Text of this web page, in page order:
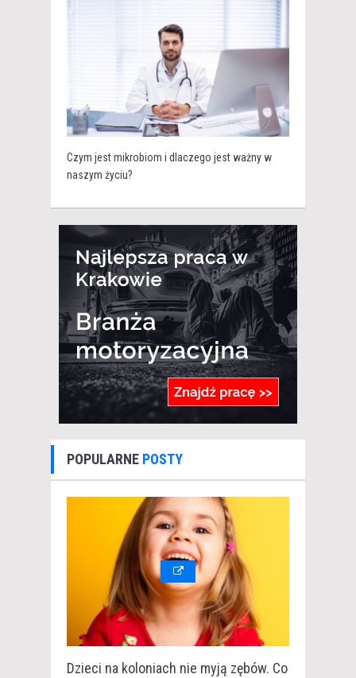
Czym jest mikrobiom i dlaczego jest ważny w
naszym życiu?
POPULARNE POSTY
Dzieci na koloniach nie myją zębów. Co